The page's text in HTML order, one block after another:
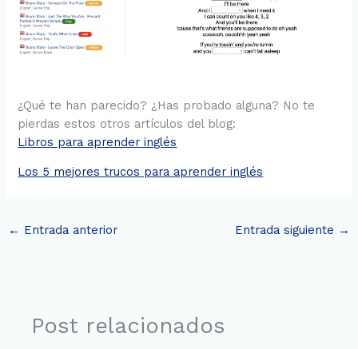
¿Qué te han parecido? ¿Has probado alguna? No te
pierdas estos otros artículos del blog:
Libros para aprender inglés
Los 5 mejores trucos para aprender inglés
← Entrada anterior Entrada siguiente →
Post relacionados